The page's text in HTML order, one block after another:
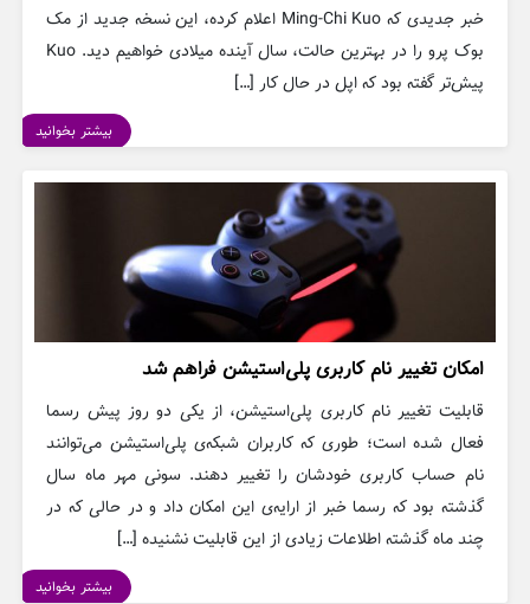
خبر جدیدی که Ming-Chi Kuo اعلام کرده، این نسخه جدید از مک
بوک پرو را در بهترین حالت، سال آینده میلادی خواهیم دید. Kuo
پیش‌تر گفته بود که اپل در حال کار […]
بیشتر بخوانید
امکان تغییر نام کاربری پلی‌استیشن فراهم شد
قابلیت تغییر نام کاربری پلی‌استیشن، از یکی دو روز پیش رسما
فعال شده است؛ طوری که کاربران شبکه‌ی پلی‌استیشن می‌توانند
نام حساب کاربری خودشان را تغییر دهند. سونی مهر ماه سال
گذشته بود که رسما خبر از ارایه‌ی این امکان داد و در حالی که در
چند ماه گذشته اطلاعات زیادی از این قابلیت نشنیده […]
بیشتر بخوانید